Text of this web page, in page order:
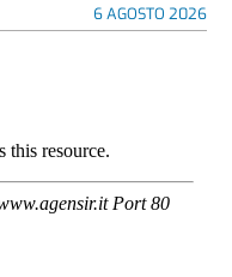
6 AGOSTO 2026